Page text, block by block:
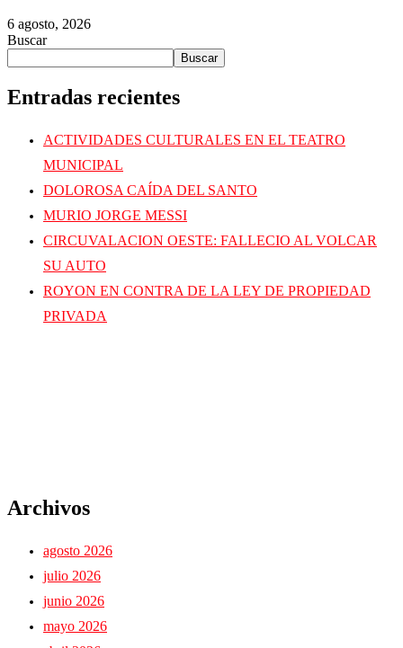
6 agosto, 2026
Buscar
Buscar
Entradas recientes
ACTIVIDADES CULTURALES EN EL TEATRO
MUNICIPAL
DOLOROSA CAÍDA DEL SANTO
MURIO JORGE MESSI
CIRCUVALACION OESTE: FALLECIO AL VOLCAR
SU AUTO
ROYON EN CONTRA DE LA LEY DE PROPIEDAD
PRIVADA
Archivos
agosto 2026
julio 2026
junio 2026
mayo 2026